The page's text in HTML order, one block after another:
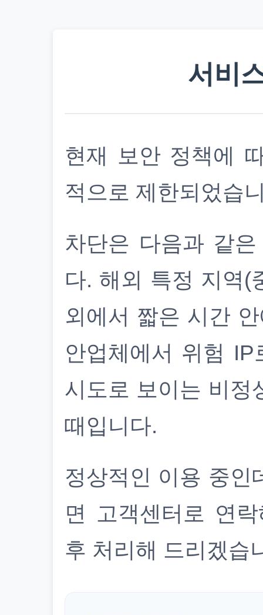
서비
현재 보안 정책에
적으로 제한되었습
차단은 다음과 같
다. 해외 특정 지역(
외에서 짧은 시간
안업체에서 위험
시도로 보이는 비정
때입니다.
정상적인 이용 중인
면 고객센터로 연
후 처리해 드리겠습